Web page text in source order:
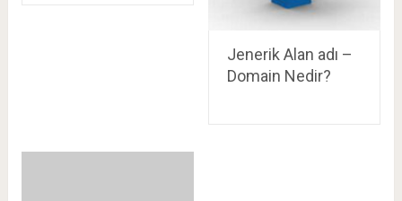
Jenerik Alan adı –
Domain Nedir?